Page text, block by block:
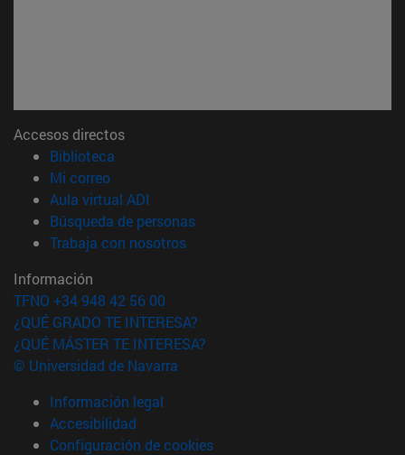
Accesos directos
Biblioteca
Mi correo(abre en nueva ventana)
Aula virtual ADI
Búsqueda de personas(abre en nueva ventana)
Trabaja con nosotros(abre en nueva ventana)
Información
TFNO +34 948 42 56 00
¿QUÉ GRADO TE INTERESA?
¿QUÉ MÁSTER TE INTERESA?
© Universidad de Navarra
Información legal
Accesibilidad
Configuración de cookies